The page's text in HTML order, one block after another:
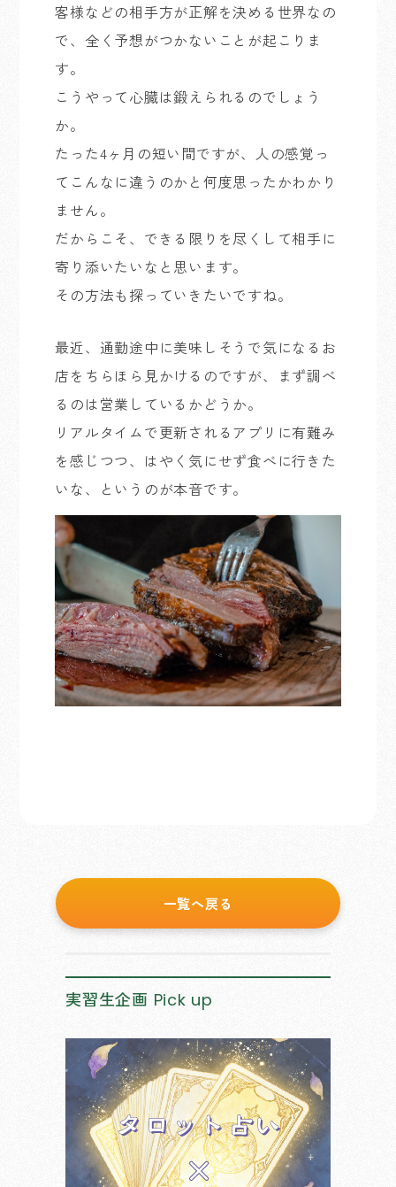
客様などの相手方が正解を決める世界なの
で、全く予想がつかないことが起こりま
す。
こうやって心臓は鍛えられるのでしょう
か。
たった4ヶ月の短い間ですが、人の感覚っ
てこんなに違うのかと何度思ったかわかり
ません。
だからこそ、できる限りを尽くして相手に
寄り添いたいなと思います。
その方法も探っていきたいですね。
最近、通勤途中に美味しそうで気になるお
店をちらほら見かけるのですが、まず調べ
るのは営業しているかどうか。
リアルタイムで更新されるアプリに有難み
を感じつつ、はやく気にせず食べに行きた
いな、というのが本音です。
一覧へ戻る
実習生企画 Pick up